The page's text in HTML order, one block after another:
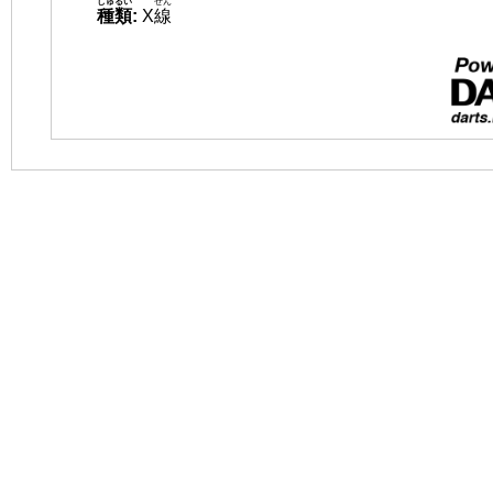
種類: X線